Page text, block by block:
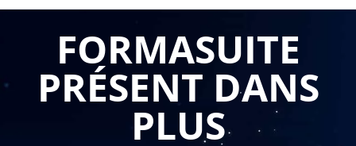
avantages de cette formation :
Connaissance approfondie de la réglementation : La
formation permet aux participants de se familiariser
avec les réglementations en matière de sécurité
incendie spécifiques à leurs locaux, en dehors des
Établissements Recevant du Public (ERP) et des
Immeubles de Grande Hauteur (IGH). Ils apprennent
les exigences légales relatives à la prévention des
FORMASUITE
PRÉSENT DANS
PLUS